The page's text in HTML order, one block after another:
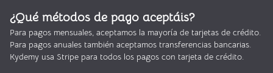
¿Qué métodos de pago aceptáis?
Para pagos mensuales, aceptamos la mayoría de tarjetas de crédito.
Para pagos anuales también aceptamos transferencias bancarias.
Kydemy usa Stripe para todos los pagos con tarjeta de crédito.